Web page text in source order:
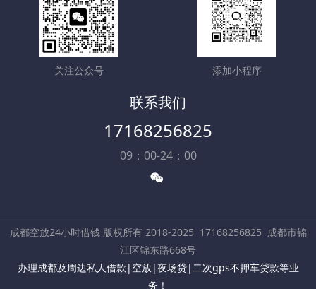
关注公众号 添加小程序
联系我们
17168256825
09：00-24：00
成都空放24小时借钱 版权所有 2018-2025 17168256825 成都市锦
江区锦东路668号
办理成都及周边私人借款|空放|夜场贷|二次gps不押车贷款等业
务！